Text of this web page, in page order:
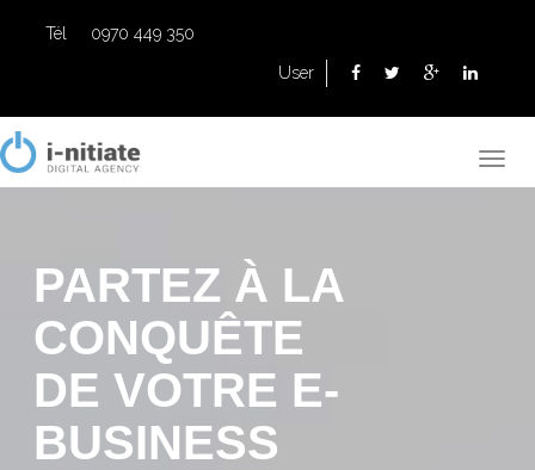
Tél 0970 449 350
User
PARTEZ À LA
CONQUÊTE
DE VOTRE E-
BUSINESS